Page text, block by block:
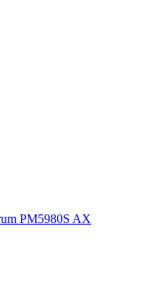
PM5980S AX